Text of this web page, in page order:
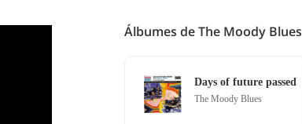
Álbumes de The Moody Blues
Days of future passed
The Moody Blues